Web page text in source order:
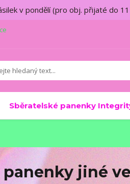
v pondělí (pro obj. přijaté do
Sběratelské panenky
panenky jiné